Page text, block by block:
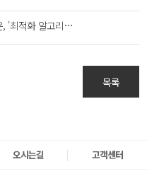
"탄소 줄이고 효율 극대화"
목록
오시는길 고객센터